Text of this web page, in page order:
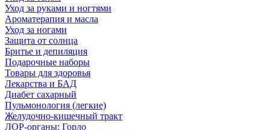
Уход за руками и ногтями
Ароматерапия и масла
Уход за ногами
Защита от солнца
Бритье и депиляция
Подарочные наборы
Товары для здоровья
Лекарства и БАД
Диабет сахарный
Пульмонология (легкие)
Желудочно-кишечный тракт
ЛОР-органы: Горло